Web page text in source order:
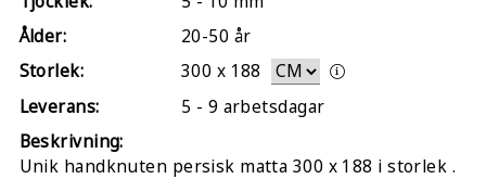
Ålder:
20-50 år
Storlek:
300 x 188
Leverans:
5 - 9 arbetsdagar
Beskrivning:
Unik handknuten persisk matta 300 x 188 i storlek .